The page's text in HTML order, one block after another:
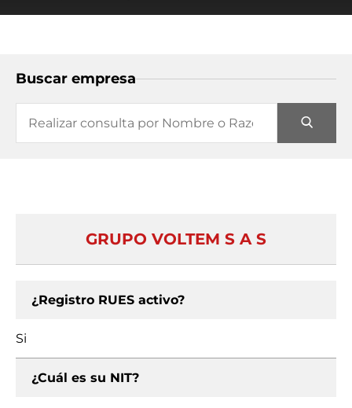
Buscar empresa
GRUPO VOLTEM S A S
¿Registro RUES activo?
Si
¿Cuál es su NIT?